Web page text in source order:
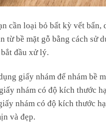
cần loại bỏ bất kỳ vết bẩn,
từ bề mặt gỗ bằng cách sử
đầu xử lý.
giấy nhám để nhám bề
nhám có độ kích thước
nhám có độ kích thước
và đẹp.